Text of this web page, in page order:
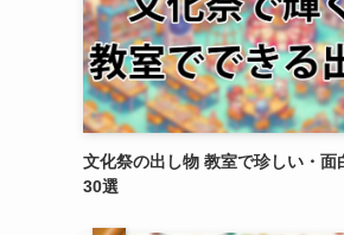
文化祭の出し物 教室で珍しい・面
30選